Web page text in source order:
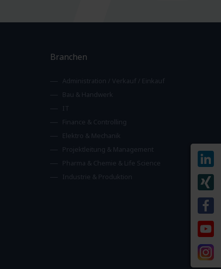
Branchen
Administration / Verkauf / Einkauf
Bau & Handwerk
IT
Finance & Controlling
Elektro & Mechanik
Projektleitung & Management
Pharma & Chemie & Life Science
Industrie & Produktion